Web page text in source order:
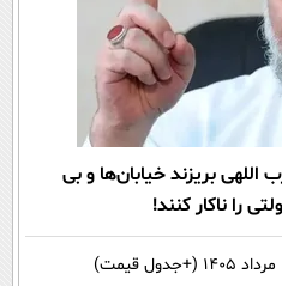
۵۰ هزار حزب اللهی بریزند خیابان‌ها و بی
را ناکار کنند!